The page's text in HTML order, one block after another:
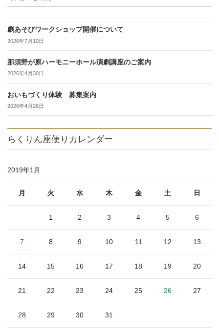
劇あそびワークショップ開催について
2026年7月10日
那須野が原ハーモニーホール演劇講座のご案内
2026年4月30日
おいもづくり体験 募集案内
2026年4月26日
らくりん座便りカレンダー
2019年1月
月 火 水 木 金 土 日
1 2 3 4 5 6
7 8 9 10 11 12 13
14 15 16 17 18 19 20
21 22 23 24 25 26 27
28 29 30 31